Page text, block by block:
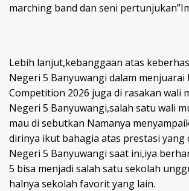
marching band dan seni
Lebih lanjut,kebanggaan atas
Negeri 5 Banyuwangi dalam menjuarai
Competition 2026 juga di rasakan wali
Negeri 5 Banyuwangi,salah satu wali
mau di sebutkan Namanya
dirinya ikut bahagia atas prestasi yang
Negeri 5 Banyuwangi saat ini,iya
5 bisa menjadi salah satu sekolah
halnya sekolah favorit yang lain.